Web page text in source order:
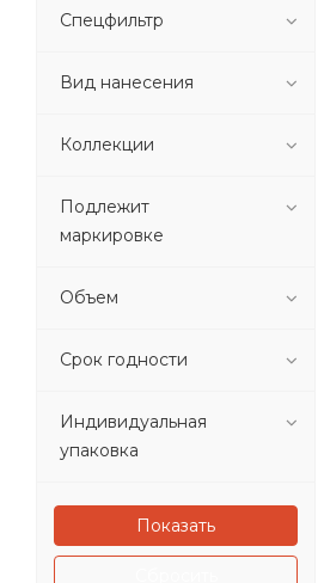
p_18965.01 (
p_18968.01 (
p_18971.01 (
p_19430.01 (
p_19431.01 (
p_20559.01 (
Спецфильтр
Вид нанесения
Коллекции
Подлежит
маркировке
Объем
Срок годности
Индивидуальная
упаковка